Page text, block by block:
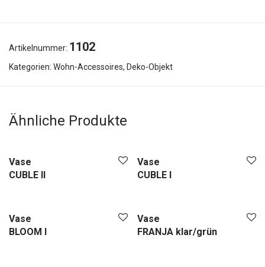
Artikelnummer: 1102
Kategorien: Wohn-Accessoires, Deko-Objekt
Ähnliche Produkte
Vase
CUBLE II
Vase
CUBLE I
Vase
BLOOM I
Vase
FRANJA klar/grün